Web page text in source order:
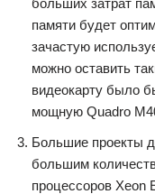
больших затрат
памяти будет
зачастую
можно оставить
видеокарту было
мощную Quadro
Большие проекты
большим
процессоров Xeon